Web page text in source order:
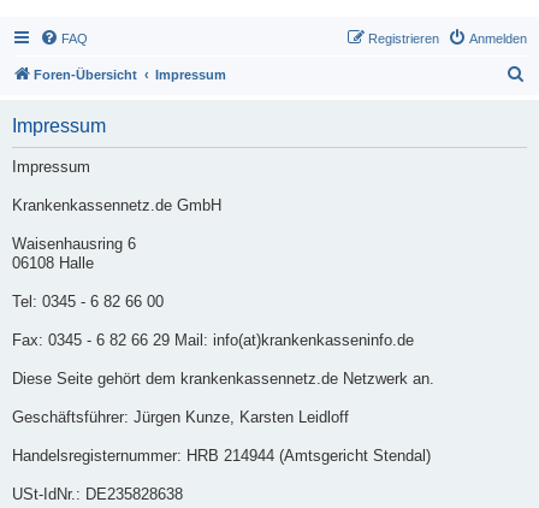
FAQ Anmelden
Registrieren
Foren-Übersicht Impressum
Impressum
Impressum
Krankenkassennetz.de GmbH
Waisenhausring 6
06108 Halle
Tel: 0345 - 6 82 66 00
Fax: 0345 - 6 82 66 29 Mail: info(at)krankenkasseninfo.de
Diese Seite gehört dem krankenkassennetz.de Netzwerk an.
Geschäftsführer: Jürgen Kunze, Karsten Leidloff
Handelsregisternummer: HRB 214944 (Amtsgericht Stendal)
USt-IdNr.: DE235828638